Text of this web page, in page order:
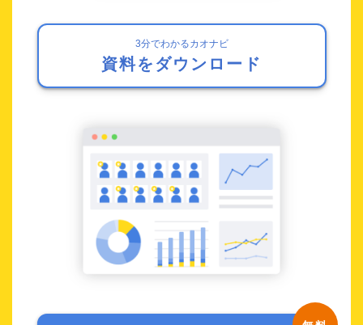
3分でわかるカオナビ
資料をダウンロード